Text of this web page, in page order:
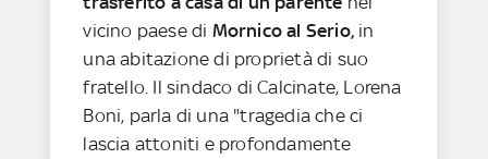
vicino paese di Mornico al Serio, in
una abitazione di proprietà di suo
fratello. Il sindaco di Calcinate, Lorena
Boni, parla di una "tragedia che ci
lascia attoniti e profondamente